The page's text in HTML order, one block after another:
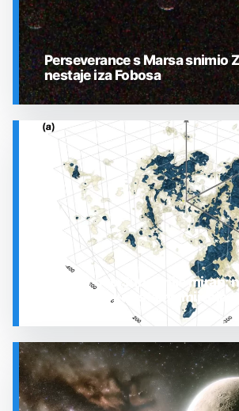
SVEMIR
Perseverance s Marsa snimio
nestaje iza Fobosa
SVEMIR
Prostor oko Sunca nije miran:
otkrila plin koji stalno mijenja